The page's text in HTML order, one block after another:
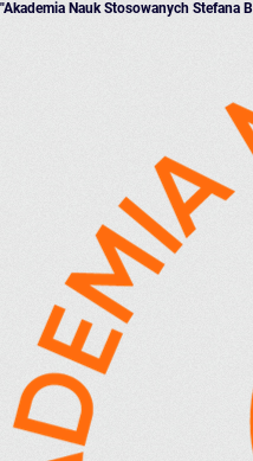
"Akademia Nauk Stosowanych Stefana